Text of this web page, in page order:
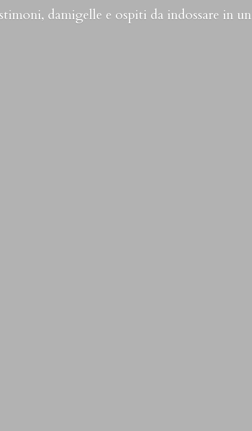
damigelle e ospiti da indossare in un